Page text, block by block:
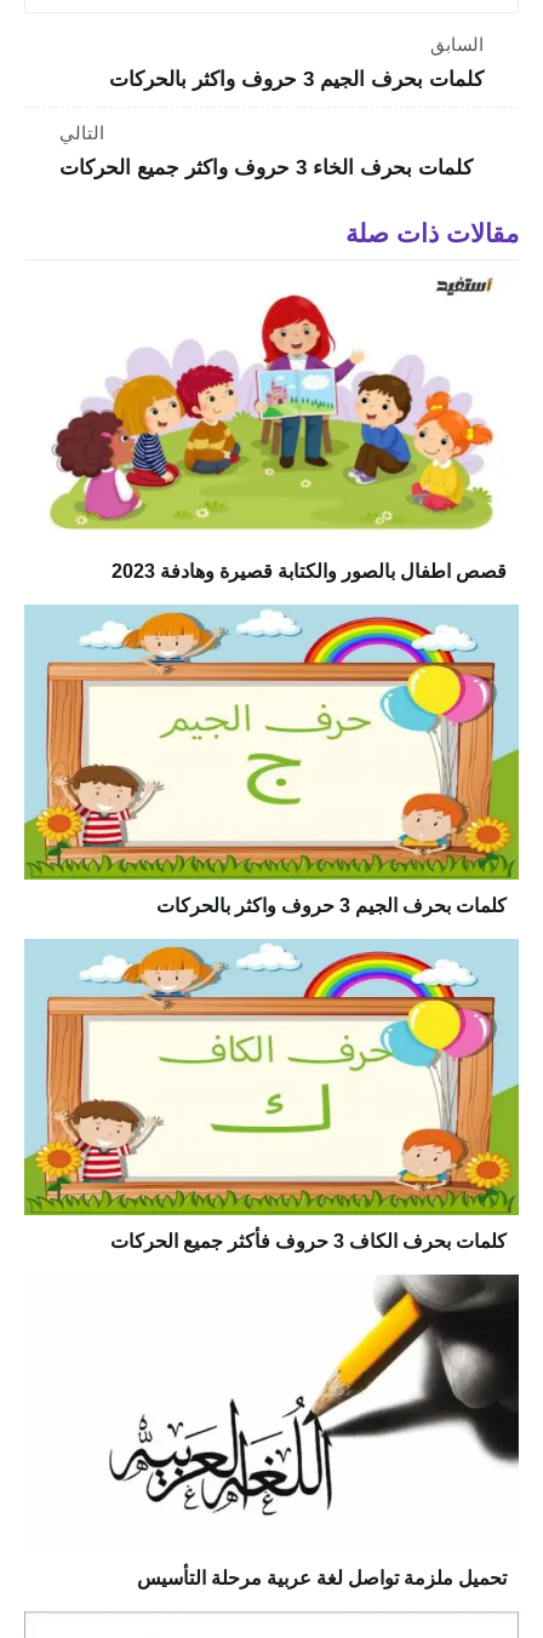
السابق
كلمات بحرف الجيم 3 حروف واكثر بالحركات
التالي
كلمات بحرف الخاء 3 حروف واكثر جميع الحركات
مقالات ذات صلة
قصص اطفال بالصور والكتابة قصيرة وهادفة 2023
كلمات بحرف الجيم 3 حروف واكثر بالحركات
كلمات بحرف الكاف 3 حروف فأكثر جميع الحركات
تحميل ملزمة تواصل لغة عربية مرحلة التأسيس